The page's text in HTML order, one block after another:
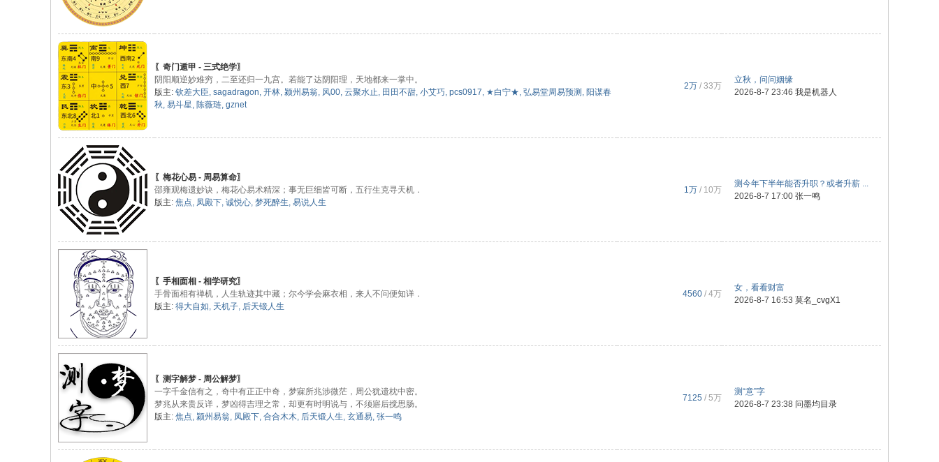
〖奇门遁甲 - 三式绝学〗
阴阳顺逆妙难穷，二至还归一九宫。若能了达阴阳理，天地都来一掌中。
版主: 钦差大臣, sagadragon, 开林, 颍州易翁, 风00, 云聚水止, 田田不甜, 小艾巧, pcs0917, ★白宁★, 弘易堂周易预测 , 阳谋春
秋, 易斗星, 陈薇琏, gznet
2万 / 33万
立秋，问问姻缘
2026-8-7 23:46 我是机器人
〖梅花心易 - 周易算命〗
邵雍观梅遗妙诀，梅花心易术精深；事无巨细皆可断，五行生克寻天机．
版主: 焦点, 凤殿下, 诚悦心, 梦死醉生, 易说人生
1万 / 10万
测今年下半年能否升职？或者升薪 ...
2026-8-7 17:00 张一鸣
〖手相面相 - 相学研究〗
手骨面相有禅机，人生轨迹其中藏；尔今学会麻衣相，来人不问便知详．
版主: 得大自如, 天机子, 后天锻人生
4560 / 4万
女，看看财富
2026-8-7 16:53 莫名_cvgX1
〖测字解梦 - 周公解梦〗
一字千金信有之，奇中有正正中奇，梦寐所兆涉微茫，周公犹遗枕中密。
梦兆从来贵反详，梦凶得吉理之常，却更有时明说与，不须寤后搅思肠。
版主: 焦点, 颍州易翁, 凤殿下, 合合木木, 后天锻人生, 玄通易, 张一鸣
7125 / 5万
测“意”字
2026-8-7 23:38 问墨均目录